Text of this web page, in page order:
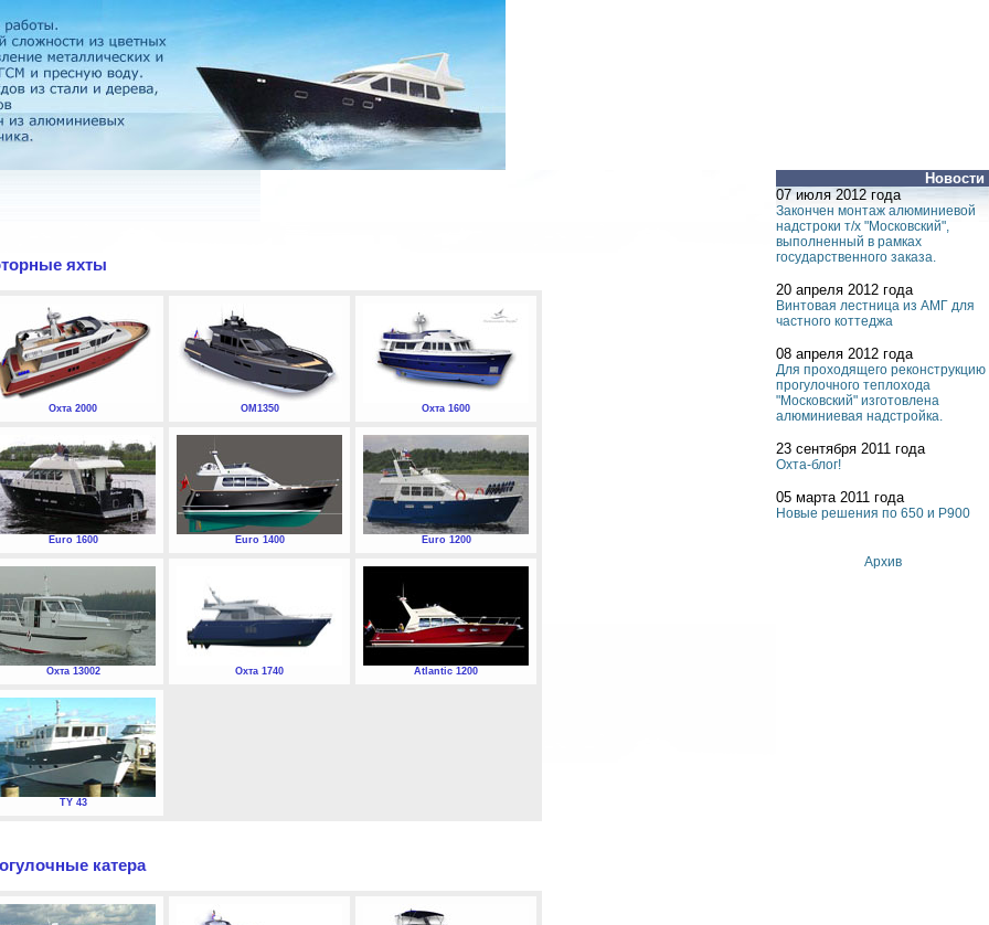
Новости
07 июля 2012 года
Закончен монтаж алюминиевой
надстроки т/х "Московский",
выполненный в рамках
государственного заказа.
20 апреля 2012 года
Винтовая лестница из АМГ для
частного коттеджа
08 апреля 2012 года
Для проходящего реконструкцию
прогулочного теплохода
"Московский" изготовлена
алюминиевая надстройка.
23 сентября 2011 года
Охта-блог!
05 марта 2011 года
Новые решения по 650 и P900
Архив
яхты
Охта 2000 ОМ1350 Охта 1600
Euro 1600 Euro 1400 Euro 1200
Охта 13002 Охта 1740 Atlantic 1200
TY 43
катера